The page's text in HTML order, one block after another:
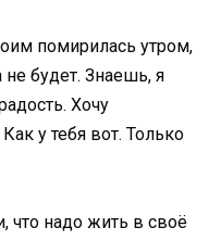
помирилась утром,
будет. Знаешь, я
Хочу
у тебя вот. Только
что надо жить в своё